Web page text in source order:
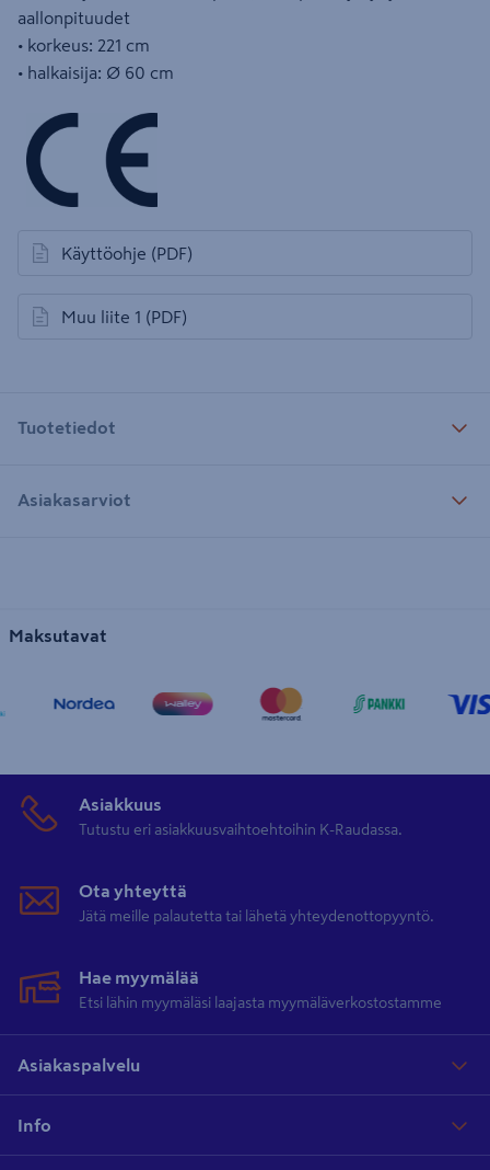
aallonpituudet
• korkeus: 221 cm
• halkaisija: Ø 60 cm
Käyttöohje (PDF)
avautuu uuteen välilehteen
Muu liite 1 (PDF)
avautuu uuteen välilehteen
Tuotetiedot
Asiakasarviot
Maksutavat
Asiakkuus
Tutustu eri asiakkuusvaihtoehtoihin K-Raudassa.
Ota yhteyttä
Jätä meille palautetta tai lähetä yhteydenottopyyntö.
Hae myymälää
Etsi lähin myymäläsi laajasta myymäläverkostostamme
Asiakaspalvelu
Info